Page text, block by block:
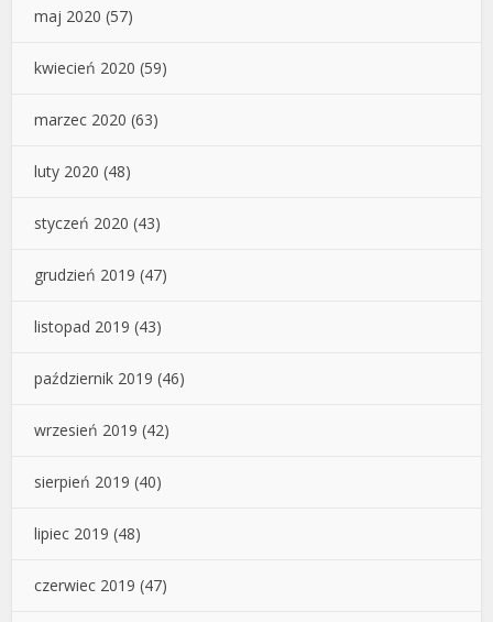
maj 2020 (57)
kwiecień 2020 (59)
marzec 2020 (63)
luty 2020 (48)
styczeń 2020 (43)
grudzień 2019 (47)
listopad 2019 (43)
październik 2019 (46)
wrzesień 2019 (42)
sierpień 2019 (40)
lipiec 2019 (48)
czerwiec 2019 (47)